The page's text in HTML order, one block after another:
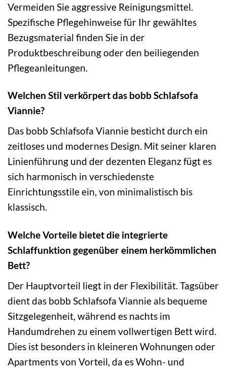
Vermeiden Sie aggressive Reinigungsmittel.
Spezifische Pflegehinweise für Ihr gewähltes
Bezugsmaterial finden Sie in der
Produktbeschreibung oder den beiliegenden
Pflegeanleitungen.
Welchen Stil verkörpert das bobb Schlafsofa
Viannie?
Das bobb Schlafsofa Viannie besticht durch ein
zeitloses und modernes Design. Mit seiner klaren
Linienführung und der dezenten Eleganz fügt es
sich harmonisch in verschiedenste
Einrichtungsstile ein, von minimalistisch bis
klassisch.
Welche Vorteile bietet die integrierte
Schlaffunktion gegenüber einem herkömmlichen
Bett?
Der Hauptvorteil liegt in der Flexibilität. Tagsüber
dient das bobb Schlafsofa Viannie als bequeme
Sitzgelegenheit, während es nachts im
Handumdrehen zu einem vollwertigen Bett wird.
Dies ist besonders in kleineren Wohnungen oder
Apartments von Vorteil, da es Wohn- und